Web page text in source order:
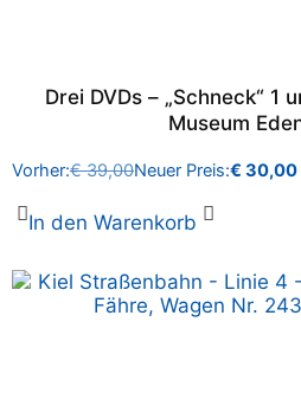
Drei DVDs – „Schneck“ 1
Museum
Vorher:€39,00Neuer Preis:€ 30,00
In den Warenkorb